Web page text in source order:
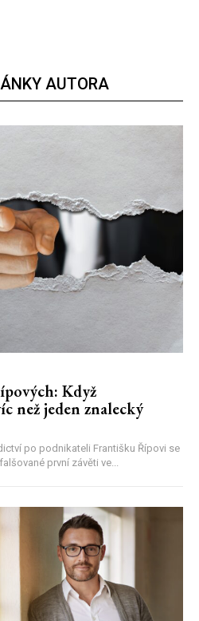
AUTORA
Když
než jeden znalecký
po podnikateli Františku Řípovi se
první závěti ve...